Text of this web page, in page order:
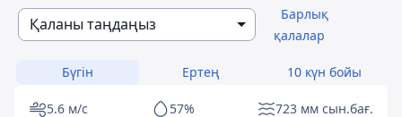
Қаланы таңдаңыз
Барлық
қалалар
Бүгін Ертең 10 күн бойы
5.6 м/с 57% 723 мм сын.бағ.